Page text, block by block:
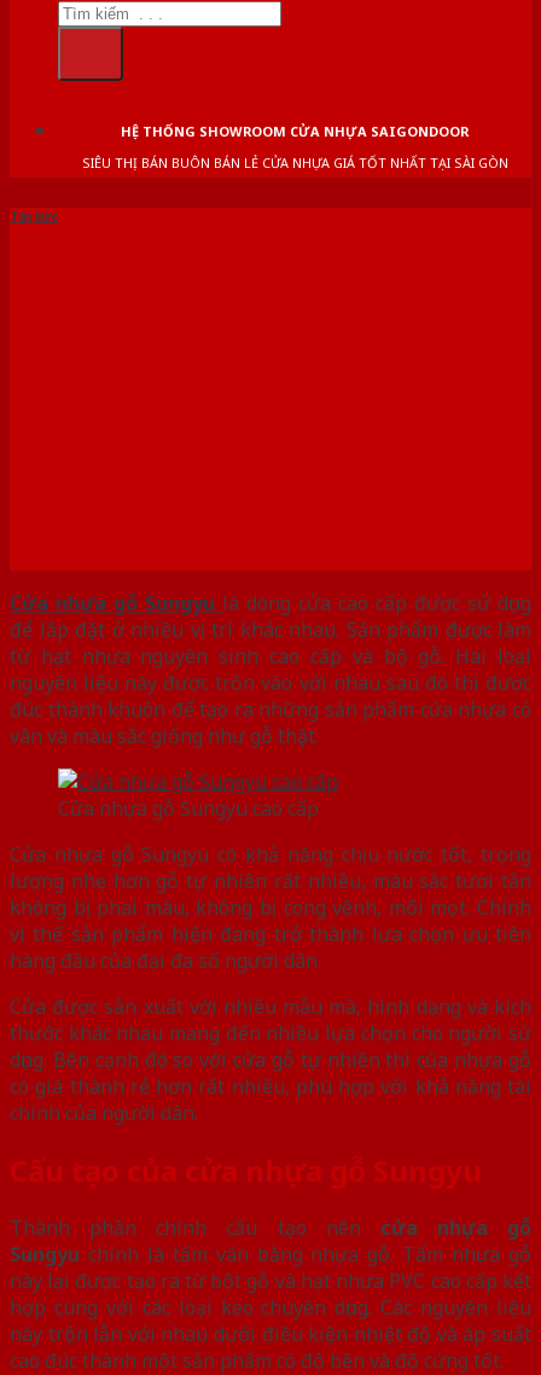
HỆ THỐNG SHOWROOM CỬA NHỰA SAIGONDOOR
SIÊU THỊ BÁN BUÔN BÁN LẺ CỬA NHỰA GIÁ TỐT NHẤT TẠI SÀI GÒN
Tin tức
Cửa nhựa gỗ Sungyu là dòng cửa cao cấp được sử dụng
để lắp đặt ở nhiều vị trí khác nhau. Sản phẩm được làm
từ hạt nhựa nguyên sinh cao cấp và bộ gỗ. Hai loại
nguyên liệu này được trộn vào với nhau sau đó thì được
đúc thành khuôn để tạo ra những sản phẩm cửa nhựa có
vân và màu sắc giống như gỗ thật.
Cửa nhựa gỗ Sungyu cao cấp
Cửa nhựa gỗ Sungyu có khả năng chịu nước tốt, trọng
lượng nhẹ hơn gỗ tự nhiên rất nhiều, màu sắc tươi tắn
không bị phai màu, không bị cong vênh, mối mọt. Chính
vì thế sản phẩm hiện đang trở thành lựa chọn ưu tiên
hàng đầu của đại đa số người dân.
Cửa được sản xuất với nhiều mẫu mà, hình dạng và kích
thước khác nhau mang đến nhiều lựa chọn cho người sử
dụng. Bên cạnh đó so với cửa gỗ tự nhiên thì của nhựa gỗ
có giá thành rẻ hơn rất nhiều, phù hợp với khả năng tài
chính của người dân.
Cấu tạo của cửa nhựa gỗ Sungyu
Thành phần chính cấu tạo nên cửa nhựa gỗ
Sungyu chính là tấm ván bằng nhựa gỗ. Tấm nhựa gỗ
này lại được tạo ra từ bột gỗ và hạt nhựa PVC cao cấp kết
hợp cùng với các loại keo chuyên dụng. Các nguyên liệu
này trộn lẫn với nhau dưới điều kiện nhiệt độ và áp suất
cao đúc thành một sản phẩm có độ bền và độ cứng tốt.